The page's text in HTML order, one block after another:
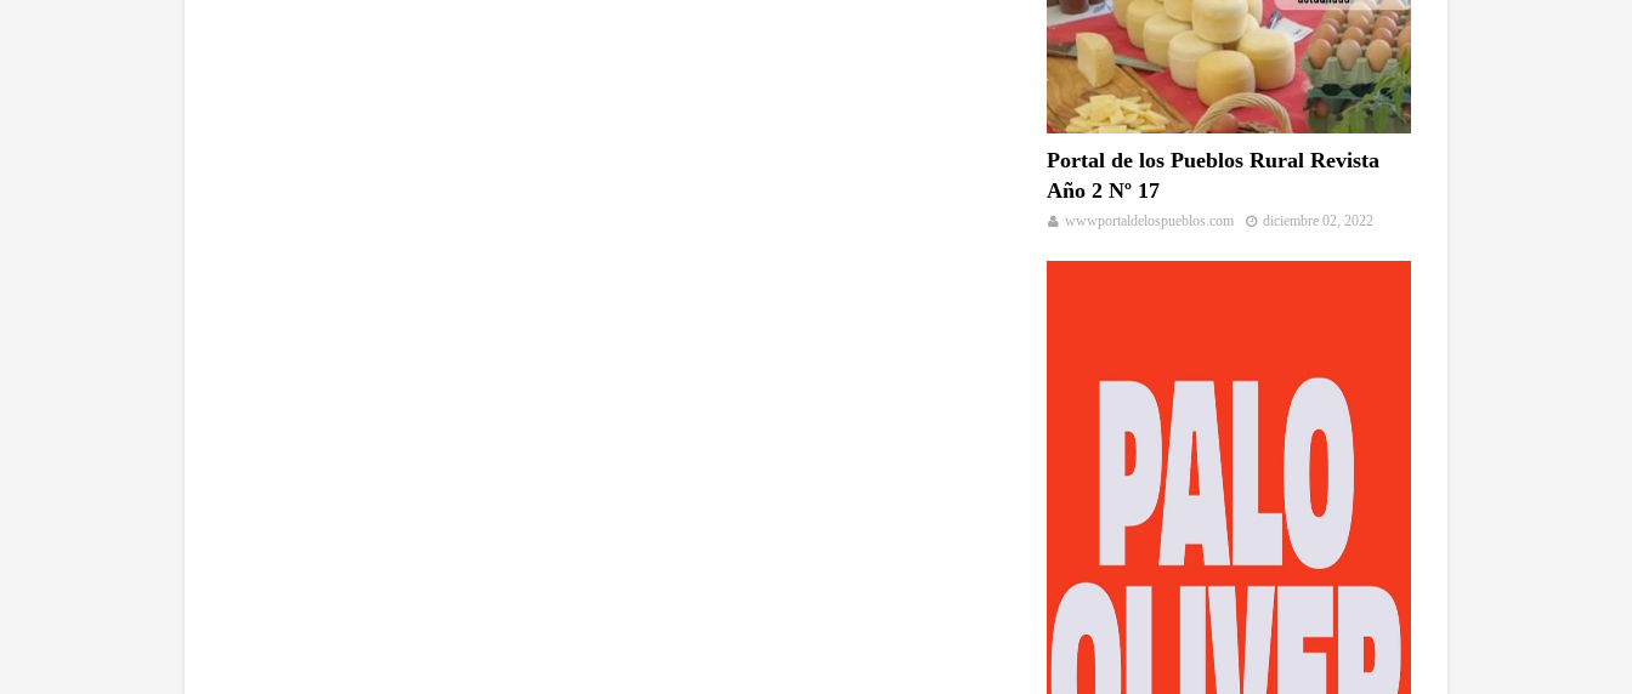
Portal de los Pueblos Rural Revista
Año 2 Nº 17
wwwportaldelospueblos.com diciembre 02, 2022